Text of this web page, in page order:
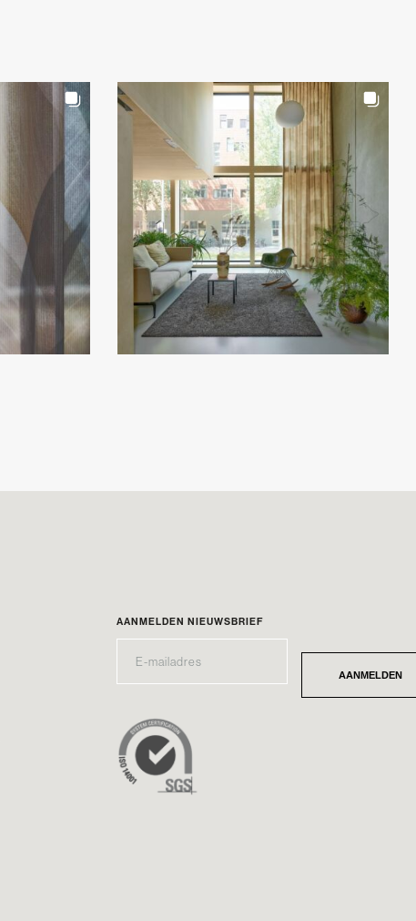
AANMELDEN NIEUWSBRIEF
* AANMELDEN